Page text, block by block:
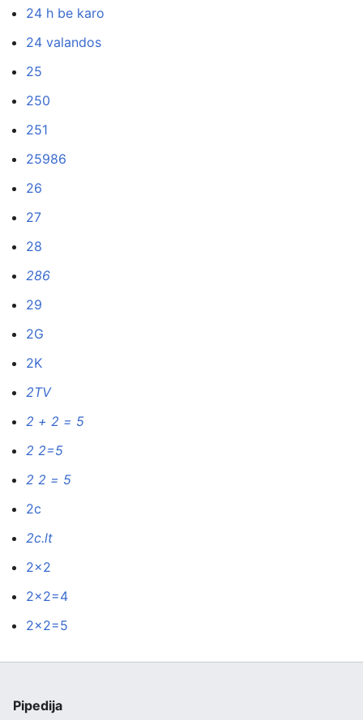
24 h be karo
24 valandos
25
250
251
25986
26
27
28
286
29
2G
2K
2TV
2 + 2 = 5
2 2=5
2 2 = 5
2c
2c.lt
2x2
2x2=4
2x2=5
Pipedija